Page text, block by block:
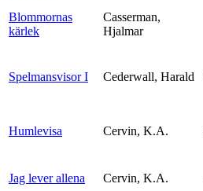
Blommornas
kärlek
Casserman,
Hjalmar
Spelmansvisor I Cederwall, Harald
Humlevisa Cervin, K.A.
Jag lever allena Cervin, K.A.